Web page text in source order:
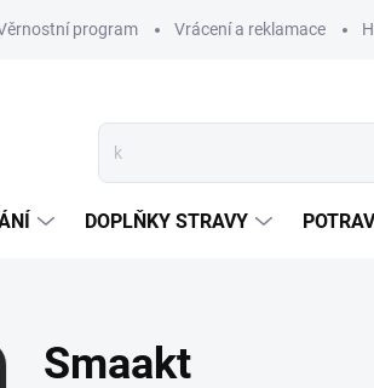
program Vrácení a reklamace
DOPLŇKY STRAVY
Smaakt